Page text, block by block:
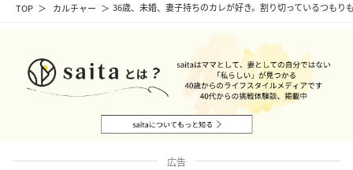
TOP カルチャー 36歳、未婚、妻子持ちのカレが好き。割り切っているつも
広告